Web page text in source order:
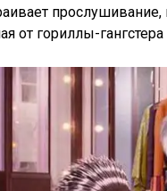
от гориллы-